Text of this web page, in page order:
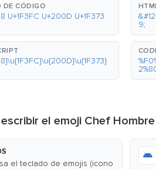
DE CÓDIGO
U+1F3FC U+200D U+1F373
9;
el emoji Chef
el teclado de emojis (icono